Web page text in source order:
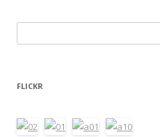
nach:
FLICKR